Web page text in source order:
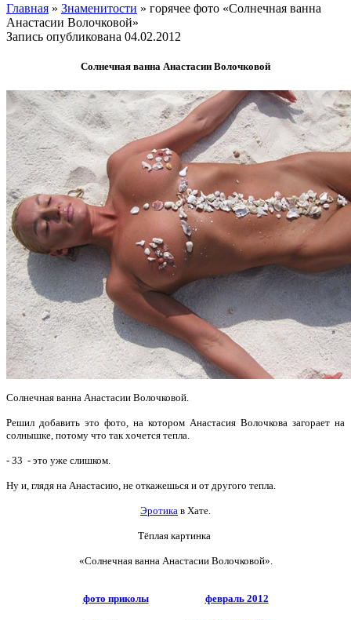
Главная » Знаменитости » горячее фото «Солнечная ванна
Анастасии Волочковой»
Запись опубликована 04.02.2012
Солнечная ванна Анастасии Волочковой
Солнечная ванна Анастасии Волочковой.
Решил добавить это фото, на котором Анастасия Волочкова загорает на
солнышке, потому что так хочется тепла.
- 33 - это уже слишком.
Ну и, глядя на Анастасию, не откажешься и от другого тепла.
Эротика в Хате.
Тёплая картинка
«Солнечная ванна Анастасии Волочковой».
фото приколы февраль 2012